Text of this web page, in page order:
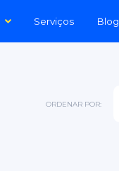
Serviços Blog
ORDENAR POR: